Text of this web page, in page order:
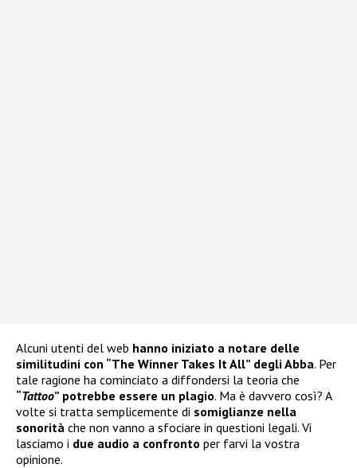
Alcuni utenti del web hanno iniziato a notare delle
similitudini con “The Winner Takes It All” degli Abba. Per
tale ragione ha cominciato a diffondersi la teoria che
“Tattoo” potrebbe essere un plagio. Ma è davvero così? A
volte si tratta semplicemente di somiglianze nella
sonorità che non vanno a sfociare in questioni legali. Vi
lasciamo i due audio a confronto per farvi la vostra
opinione.